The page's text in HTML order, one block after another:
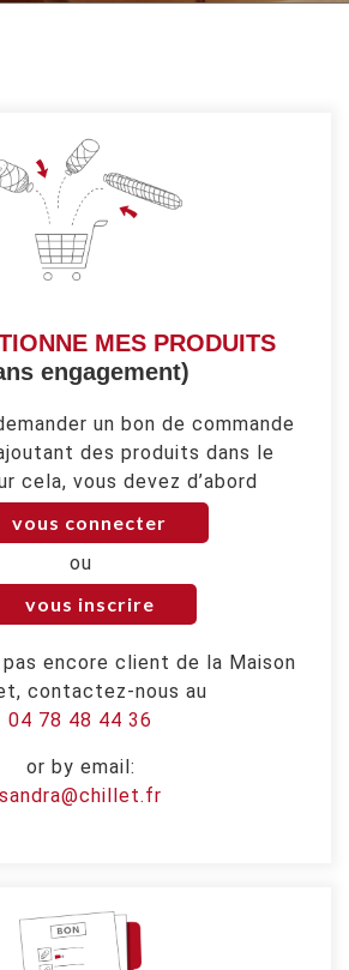
MES PRODUITS
engagement)
un bon de commande
des produits dans le
cela, vous devez d’abord
vous connecter
ou
vous inscrire
pas encore client de la Maison
contactez-nous au
04 78 48 44 36
or by email:
sandra@chillet.fr